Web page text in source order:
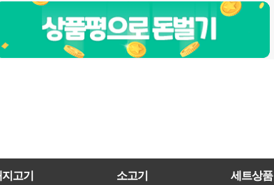
고기 소고기 세트상품